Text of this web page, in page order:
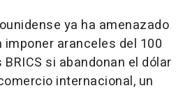
ya ha amenazado
aranceles del 100
si abandonan el dólar
internacional, un